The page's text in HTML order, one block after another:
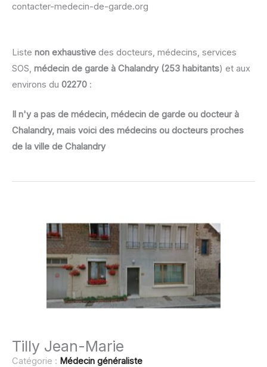
contacter-medecin-de-garde.org
Liste non exhaustive des docteurs, médecins, services
SOS, médecin de garde à Chalandry (253 habitants) et aux
environs du 02270 :
Il n'y a pas de médecin, médecin de garde ou docteur à
Chalandry, mais voici des médecins ou docteurs proches
de la ville de Chalandry
Tilly Jean-Marie
Catégorie : Médecin généraliste